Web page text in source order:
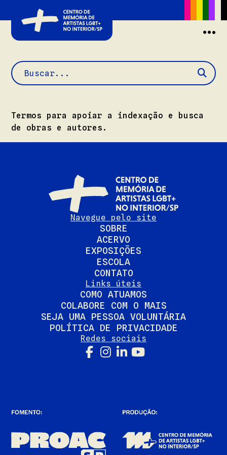
Buscar
Termos para apoiar a indexação e busca
de obras e autores.
Navegue pelo site
SOBRE
ACERVO
EXPOSIÇÕES
ESCOLA
CONTATO
Links úteis
COMO ATUAMOS
COLABORE COM O MAIS
SEJA UMA PESSOA VOLUNTÁRIA
POLÍTICA DE PRIVACIDADE
Redes sociais